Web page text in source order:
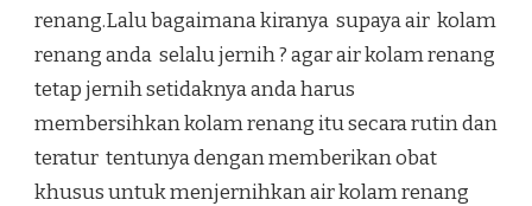
renang.Lalu bagaimana kiranya supaya air kolam
renang anda selalu jernih ? agar air kolam renang
tetap jernih setidaknya anda harus
membersihkan kolam renang itu secara rutin dan
teratur tentunya dengan memberikan obat
khusus untuk menjernihkan air kolam renang